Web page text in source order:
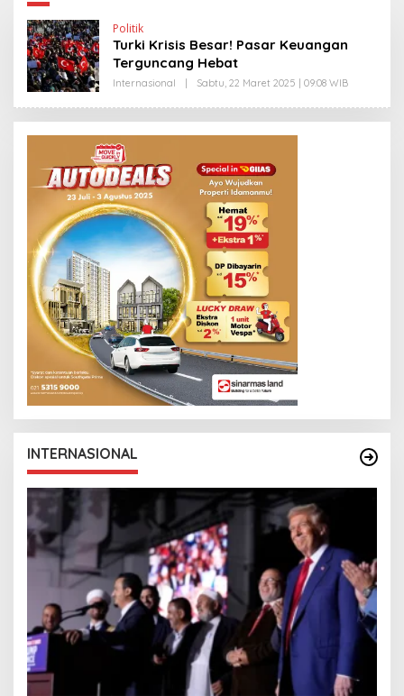
Politik
Turki Krisis Besar! Pasar Keuangan
Terguncang Hebat
Internasional Sabtu, 22 Maret 2025 | 09:08 WIB
E
H
INTERNASIONAL